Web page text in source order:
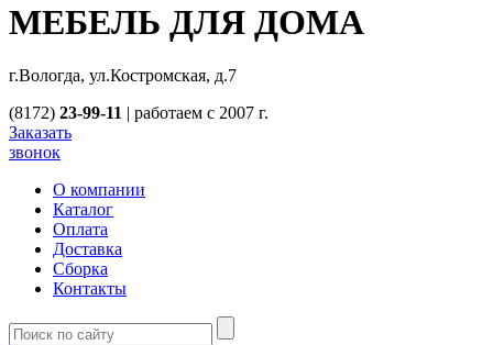
МЕБЕЛЬ ДЛЯ ДОМА
г.Вологда, ул.Костромская, д.7
(8172) 23-99-11 | работаем с 2007 г.
Заказать
звонок
О компании
Каталог
Оплата
Доставка
Сборка
Контакты